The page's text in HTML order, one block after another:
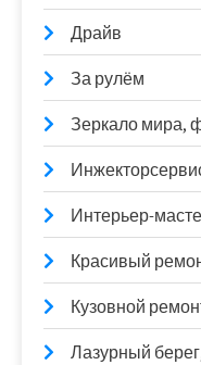
Драйв
За рулём
Зеркало мира,
Интерьер-
Красивый
Кузовной
Лазурный